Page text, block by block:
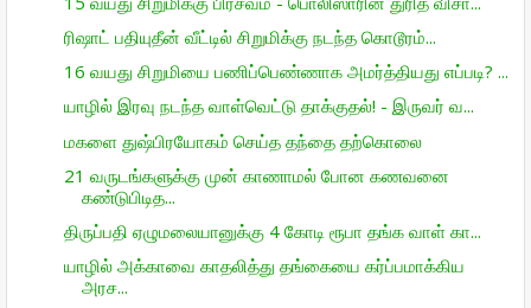
ரிஷாட் பதியுதீன் வீட்டில் சிறுமிக்கு நடந்த கொடூரம்...
16 வயது சிறுமியை பணிப்பெண்ணாக அமர்த்தியது எப்படி? ...
யாழில் இரவு நடந்த வாள்வெட்டு தாக்குதல்! - இருவர் வ...
மகளை துஷ்பிரயோகம் செய்த தந்தை தற்கொலை
21 வருடங்களுக்கு முன் காணாமல் போன கணவனை
கண்டுபிடித...
திருப்பதி ஏழுமலையானுக்கு 4 கோடி ரூபா தங்க வாள் கா...
யாழில் அக்காவை காதலித்து தங்கையை கர்ப்பமாக்கிய
அரச...